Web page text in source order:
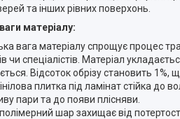
та інших рівних поверхонь.
матеріалу:
вага матеріалу спрощує процес
чи спеціалістів. Матеріал
Відсоток обрізу становить
плитка під ламінат стійка
пари та до появи плісняви.
полімерний шар захищає від